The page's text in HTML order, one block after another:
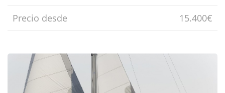
Precio desde 15.400€